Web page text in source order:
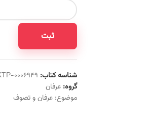
ثبت
شناسه کتاب: 0006949
گروه: عرفان
موضوع:عرفان و تصوف